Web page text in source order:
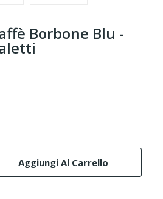
Borbone Blu -
Aggiungi Al Carrello